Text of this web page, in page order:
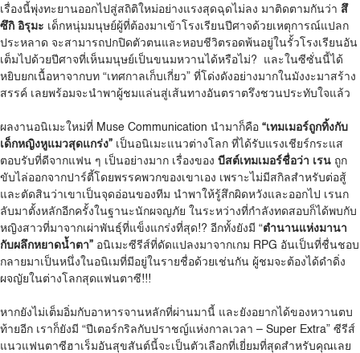
เรื่องนี้พุ่งทะยานออกไปสู่สถิติใหม่อย่างแรงสุดฉุดไม่ลง มาติดตามกันว่า สึ
ซึกิ อิรุมะ เด็กหนุ่มมนุษย์ผู้ที่ต้องมาเข้าโรงเรียนปีศาจด้วยเหตุการณ์แปลก
ประหลาด จะสามารถปกปิดตัวตนและหอบชีวิตรอดพ้นอยู่ในรั้วโรงเรียนอัน
เต็มไปด้วยปีศาจที่เห็นมนุษย์เป็นขนมหวานได้หรือไม่? และในซีซั่นนี้ได้
หยิบยกเนื้อหาจากบท “เทศกาลเก็บเกี่ยว” ที่โด่งดังอย่างมากในมังงะมาสร้าง
สรรค์ เลยพร้อมจะนำพาผู้ชมแล่นสู่เส้นทางอันตราตรึงชวนประทับใจแล้ว
ผลงานอนิเมะใหม่ที่ Muse Communication นำมาก็คือ “เทมเมอร์ถูกทิ้งกับ
เด็กหญิงหูแมวสุดแกร่ง” เป็นอนิเมะแนวต่างโลก ที่ได้รับแรงเชียร์กระแส
ตอบรับที่ดีจากแฟน ๆ เป็นอย่างมาก เรื่องของ บีสต์เทมเมอร์ชื่อว่า เรน ถูก
ขับไล่ออกจากปาร์ตี้โดยพรรคพวกของเขาเอง เพราะไม่มีสกิลสำหรับต่อสู้
และตัดสินว่าเขาเป็นจุดอ่อนของทีม นำพาให้รู้สึกผิดหวังและออกไป เรนก
ลับมาตั้งหลักอีกครั้งในฐานะนักผจญภัย ในระหว่างที่กำลังทดสอบก็ได้พบกับ
หญิงสาวที่มาจากเผ่าพันธุ์ที่แข็งแกร่งที่สุด!? อีกทั้งยังมี “ตำนานแห่งมานา
กับผลึกหยาดน้ำตา” อนิเมะซีรีส์ที่ดัดแปลงมาจากเกม RPG อันเป็นที่ชื่นชอบ
กลายมาเป็นหนึ่งในอนิเมที่มีอยู่ในรายชื่อด้วยเช่นกัน ผู้ชมจะต้องได้ดำดิ่ง
ผจญัยในต่างโลกสุดแฟนตาซี!!!
หากยังไม่เต็มอิ่มกับอาหารจานหลักที่ผ่านมานี้ และยังอยากได้ของหวานตบ
ท้ายอีก เราก็ยังมี “ปีเตอร์กริลกับปราชญ์แห่งกาลเวลา – Super Extra” ซีรีส์
แนวแฟนตาซีฮาเร็มอันสุขสันต์นี้จะเป็นตัวเลือกที่เยี่ยมที่สุดสำหรับคุณเลย